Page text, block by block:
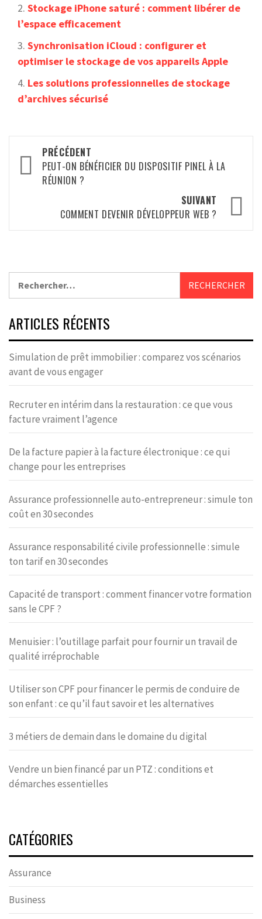
Stockage iPhone saturé : comment libérer de
l’espace efficacement
Synchronisation iCloud : configurer et
optimiser le stockage de vos appareils Apple
Les solutions professionnelles de stockage
d’archives sécurisé
Navigation
d’article
PRÉCÉDENT
PEUT-ON BÉNÉFICIER DU DISPOSITIF PINEL À LA
RÉUNION ?
SUIVANT
COMMENT DEVENIR DÉVELOPPEUR WEB ?
ARTICLES RÉCENTS
Simulation de prêt immobilier : comparez vos scénarios
avant de vous engager
Recruter en intérim dans la restauration : ce que vous
facture vraiment l’agence
De la facture papier à la facture électronique : ce qui
change pour les entreprises
Assurance professionnelle auto-entrepreneur : simule ton
coût en 30 secondes
Assurance responsabilité civile professionnelle : simule
ton tarif en 30 secondes
Capacité de transport : comment financer votre formation
sans le CPF ?
Menuisier : l’outillage parfait pour fournir un travail de
qualité irréprochable
Utiliser son CPF pour financer le permis de conduire de
son enfant : ce qu’il faut savoir et les alternatives
3 métiers de demain dans le domaine du digital
Vendre un bien financé par un PTZ : conditions et
démarches essentielles
CATÉGORIES
Assurance
Business